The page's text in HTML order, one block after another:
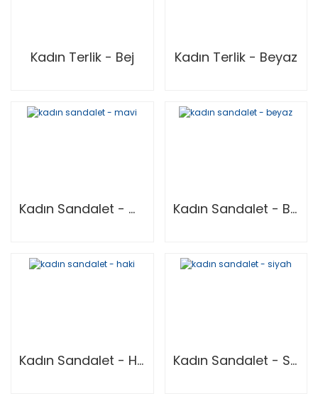
Kadın Terlik - Bej Kadın Terlik - Beyaz
Kadın Sandalet - Mavi Kadın Sandalet - Beyaz
Kadın Sandalet - Haki Kadın Sandalet - Siyah